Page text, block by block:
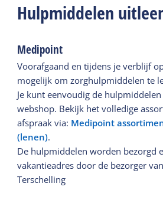
Hulpmiddelen
Medipoint
Voorafgaand en tijdens je verblijf
mogelijk om zorghulpmiddelen te
Je kunt eenvoudig de
webshop. Bekijk het volledige
afspraak via: Medipoint
(lenen).
De hulpmiddelen worden bezorgd
vakantieadres door de bezorger
Terschelling